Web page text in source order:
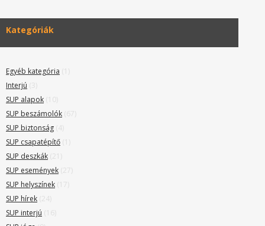
Kategóriák
Egyéb kategória (1)
Interjú (3)
SUP alapok (10)
SUP beszámolók (67)
SUP biztonság (4)
SUP csapatépítő (1)
SUP deszkák (21)
SUP események (27)
SUP helyszínek (17)
SUP hírek (24)
SUP interjú (16)